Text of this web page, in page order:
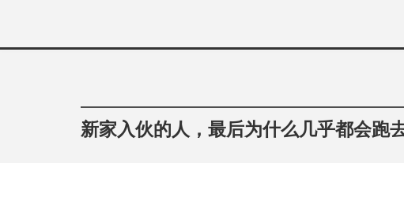
content
新家入伙的人，最后为什么几乎都会